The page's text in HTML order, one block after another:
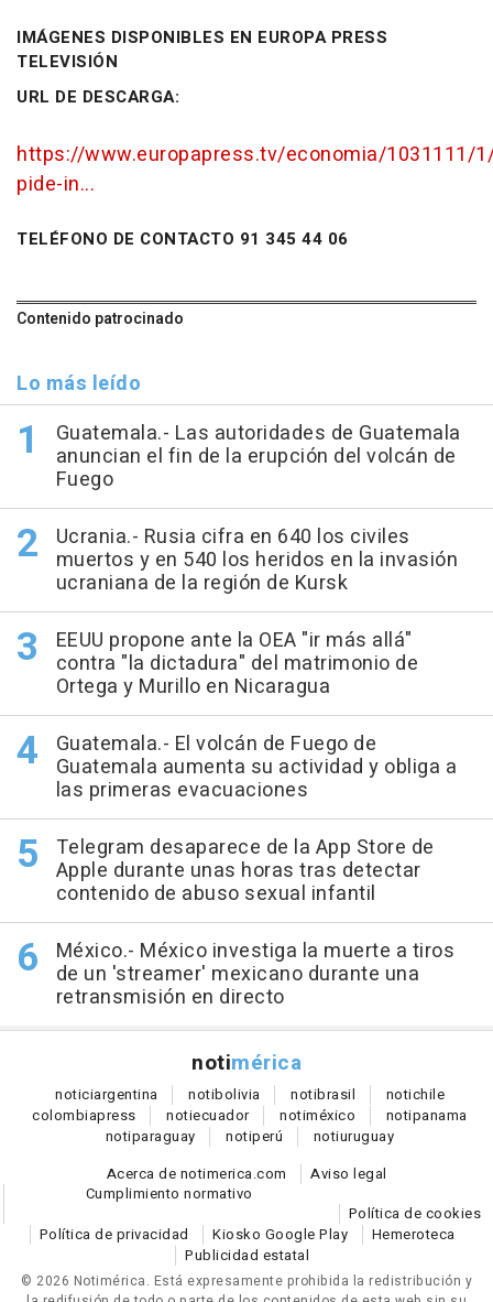
IMÁGENES DISPONIBLES EN EUROPA PRESS
TELEVISIÓN
URL DE DESCARGA:
https://www.europapress.tv/economia/1031111/
pide-in...
TELÉFONO DE CONTACTO 91 345 44 06
Contenido patrocinado
Lo más leído
Guatemala.- Las autoridades de Guatemala
anuncian el fin de la erupción del volcán de
Fuego
Ucrania.- Rusia cifra en 640 los civiles
muertos y en 540 los heridos en la invasión
ucraniana de la región de Kursk
EEUU propone ante la OEA "ir más allá"
contra "la dictadura" del matrimonio de
Ortega y Murillo en Nicaragua
Guatemala.- El volcán de Fuego de
Guatemala aumenta su actividad y obliga a
las primeras evacuaciones
Telegram desaparece de la App Store de
Apple durante unas horas tras detectar
contenido de abuso sexual infantil
México.- México investiga la muerte a tiros
de un 'streamer' mexicano durante una
retransmisión en directo
notimérica
noticiargentina notibolivia notibrasil notichile
colombiapress notiecuador notiméxico notipanama
notiparaguay notiperú notiuruguay
Acerca de notimerica.com
Aviso legal
Cumplimiento normativo
Política de cookies
Política de privacidad
Kiosko Google Play
Hemeroteca
Publicidad estatal
© 2026 Notimérica. Está expresamente prohibida la redistribución y